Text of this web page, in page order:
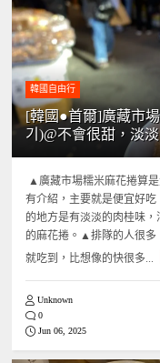
韓國自由行
[韓國●首爾]廣藏市
기)@不會很甜，淡
▲廣藏市場糯米麻花捲算
有介紹，主要就是便宜好
的地方是有淡淡的肉桂味
的麻花捲。▲排隊的人很多
就吃到，比想像的快很多...
Unknown
0
Jun 06, 2025